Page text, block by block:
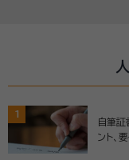
1
自筆証
ント、